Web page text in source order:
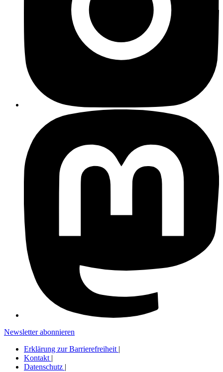
Newsletter abonnieren
Erklärung zur Barrierefreiheit |
Kontakt |
Datenschutz |